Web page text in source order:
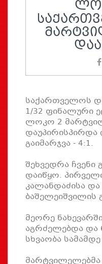
საქართველოს
1/32 ფინალური
ლოკო 2
გაიმარჯვა - 4:1.
შეხვედრა ჩვენი
დაიწყო.
კალანდაძისა
ბაშელეიშვილის
მეორე
აგრძელებდა და
სხვაობა